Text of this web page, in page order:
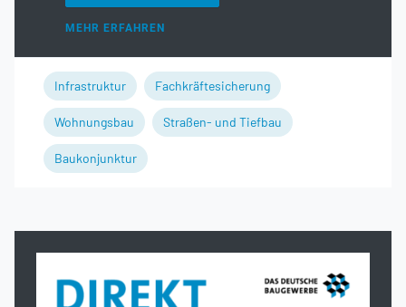
MEHR ERFAHREN
Infrastruktur Fachkräftesicherung
Wohnungsbau Straßen- und Tiefbau
Baukonjunktur